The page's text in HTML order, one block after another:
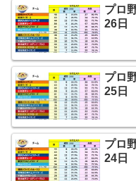
プロ
26日
プロ
25日
プロ
24日